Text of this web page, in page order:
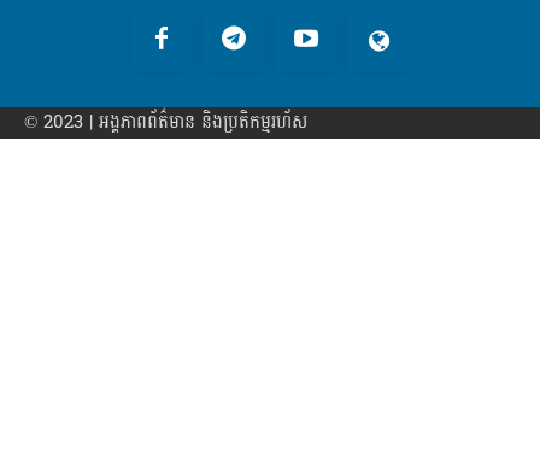
© 2023 | អង្គភាព​ព័ត៌មាន​ និងប្រតិកម្មរហ័ស